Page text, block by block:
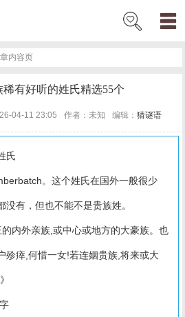
内容页
有好听的姓氏精选55个
04-11 23:05 作者：未知 编辑： 猜谜语
氏
。这个姓氏在国外一般很少
没有，但也不能不是贵族姓。
内外亲族,或中心或地方的大豪族。也
殄瘁,何惜一女!若连姻贵族,将来或大